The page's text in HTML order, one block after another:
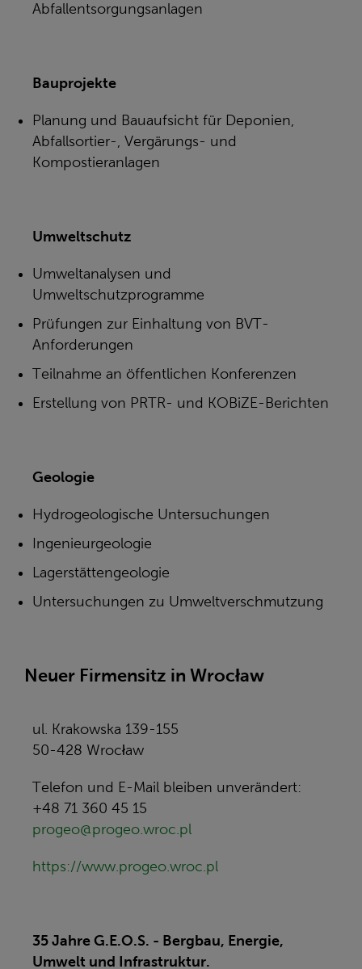
Abfallentsorgungsanlagen
Bauprojekte
Planung und Bauaufsicht für Deponien,
Abfallsortier-, Vergärungs- und
Kompostieranlagen
Umweltschutz
Umweltanalysen und
Umweltschutzprogramme
Prüfungen zur Einhaltung von BVT-
Anforderungen
Teilnahme an öffentlichen Konferenzen
Erstellung von PRTR- und KOBiZE-Berichten
Geologie
Hydrogeologische Untersuchungen
Ingenieurgeologie
Lagerstättengeologie
Untersuchungen zu Umweltverschmutzung
Neuer Firmensitz in Wrocław
ul. Krakowska 139-155
50-428 Wrocław
Telefon und E-Mail bleiben unverändert:
+48 71 360 45 15
progeo@progeo.wroc.pl
https://www.progeo.wroc.pl
35 Jahre G.E.O.S. - Bergbau, Energie,
Umwelt und Infrastruktur.